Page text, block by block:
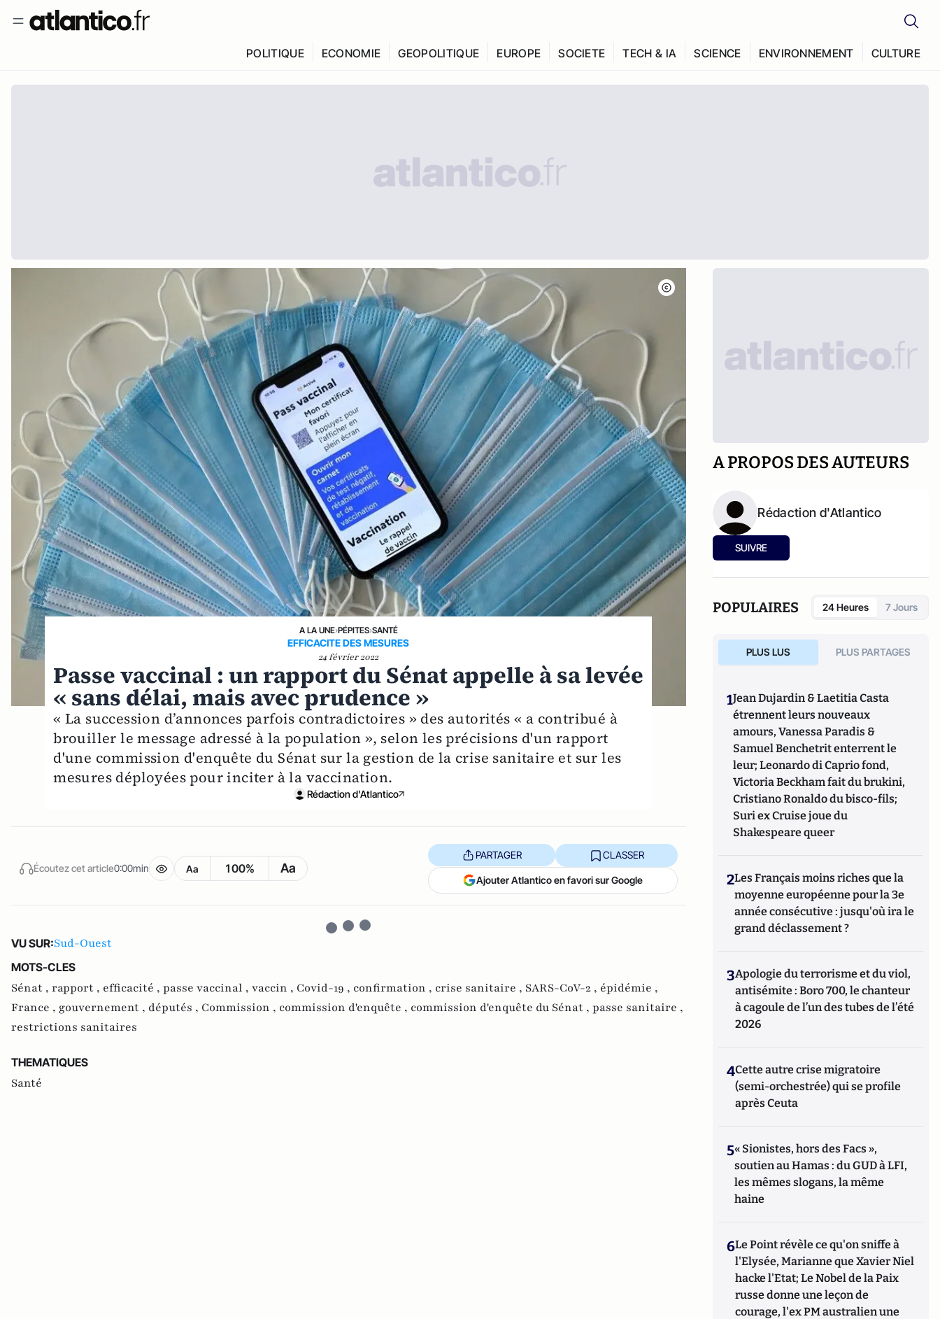
POLITIQUE ECONOMIE GEOPOLITIQUE EUROPE SOCIETE TECH & IA SCIENCE ENVIRONNEMENT CULTURE
A LA UNE›PÉPITES›SANTÉ
EFFICACITE DES MESURES
24 février 2022
Passe vaccinal : un rapport du Sénat appelle à sa levée
« sans délai, mais avec prudence »
« La succession d’annonces parfois contradictoires » des autorités « a contribué à
brouiller le message adressé à la population », selon les précisions d'un rapport
d'une commission d'enquête du Sénat sur la gestion de la crise sanitaire et sur les
mesures déployées pour inciter à la vaccination.
Rédaction d'Atlantico
Écoutez cet article0:00min Aa 100% Aa
PARTAGER CLASSER
Ajouter Atlantico en favori sur Google
VU SUR:Sud-Ouest
MOTS-CLES
Sénat , rapport , efficacité , passe vaccinal , vaccin , Covid-19 , confirmation , crise sanitaire , SARS-CoV-2 , épidémie ,
France , gouvernement , députés , Commission , commission d'enquête , commission d'enquête du Sénat , passe sanitaire ,
restrictions sanitaires
THEMATIQUES
Santé
A PROPOS DES AUTEURS
Rédaction d'Atlantico
SUIVRE
POPULAIRES 24 Heures 7 Jours
PLUS LUS PLUS PARTAGES
1Jean Dujardin & Laetitia Casta
étrennent leurs nouveaux
amours, Vanessa Paradis &
Samuel Benchetrit enterrent le
leur; Leonardo di Caprio fond,
Victoria Beckham fait du brukini,
Cristiano Ronaldo du bisco-fils;
Suri ex Cruise joue du
Shakespeare queer
2Les Français moins riches que la
moyenne européenne pour la 3e
année consécutive : jusqu'où ira le
grand déclassement ?
3Apologie du terrorisme et du viol,
antisémite : Boro 700, le chanteur
à cagoule de l’un des tubes de l’été
2026
4Cette autre crise migratoire
(semi-orchestrée) qui se profile
après Ceuta
5« Sionistes, hors des Facs »,
soutien au Hamas : du GUD à LFI,
les mêmes slogans, la même
haine
6Le Point révèle ce qu'on sniffe à
l'Elysée, Marianne que Xavier Niel
hacke l'Etat; Le Nobel de la Paix
russe donne une leçon de
courage, l'ex PM australien une